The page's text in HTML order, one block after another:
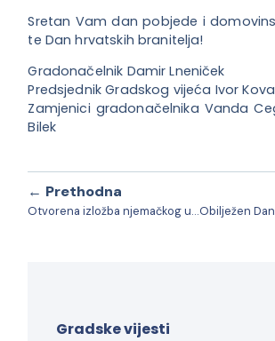
Sretan Vam dan pobjede i
te Dan hrvatskih branitelja!
Gradonačelnik Damir Lneniček
Predsjednik Gradskog vijeća Ivor
Zamjenici gradonačelnika Vanda
Bilek
← Prethodna
Otvorena izložba njemačkog umjetnika STEVE-a: “Uronite u svijet fantazije i erotizma”
Gradske vijesti